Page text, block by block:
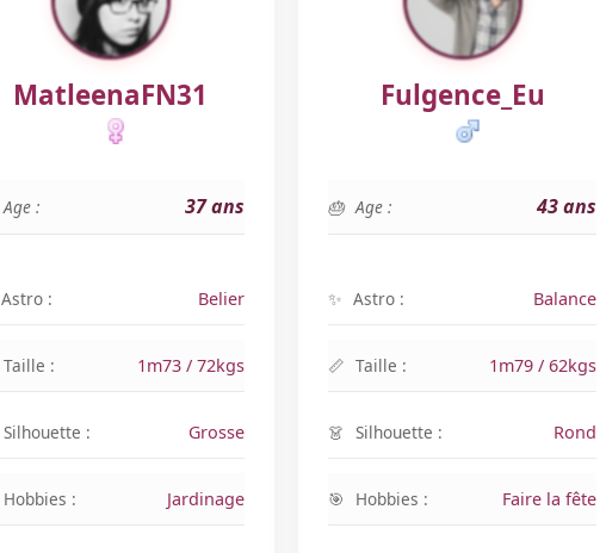
MatleenaFN31
Age : 37 ans
Astro : Belier
Taille : 1m73 / 72kgs
Silhouette : Grosse
Hobbies : Jardinage
Fulgence_Eu
Age : 43 ans
Astro : Balance
Taille : 1m79 / 62kgs
Silhouette : Rond
Hobbies : Faire la fête